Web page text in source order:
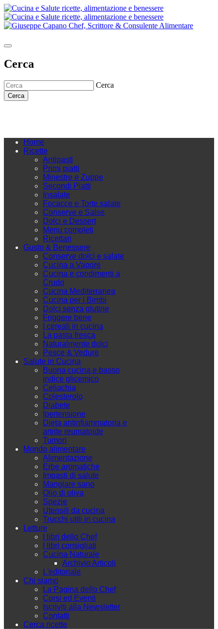
Cerca
Cerca
Cerca
Home
Ricette
Antipasti
Primi piatti
Minestre e Zuppe
Secondi Piatti
Insalate
Focacce e Torte salate
Conserve e Salse
Dolci e Dessert
Menu completi
Ricettari
Gusto & Benessere
Conserve dolci e salate
Cucina a Vapore
Cucina e condimenti a
Crudo
Cucina Mediterranea
Cucina per i Bimbi
Dolci senza glutine
Friggere bene
I cereali in cucina
La pasta fresca
Naturalmente dolci
Pesce & Vedure
Salute in Cucina
Buona cucina e basso
indice glicemico
Celiachia
Colesterolo
Diabete
Ipertensione
Dieta antinfiammatoria e
artrite reumatoide
Tumori
Mondo alimentare
Alimentazione
Erbe aromatiche
Impasti di salute
Mangiare sano
Olio di oliva
Spezie
Utensili da cucina
Trucchi utili in cucina
Letture
I libri dello Chef
I libri consigliati
Cucina Naturale
Archivio Articoli
L'editoriale
Chi siamo
La Pagina dello Chef
Corsi ed Eventi
Iscriviti alla Newsletter
Contatti
Cerca ricette